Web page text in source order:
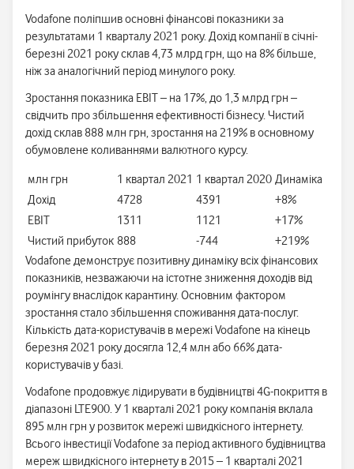
Vodafone поліпшив основні фінансові показники за
результатами 1 кварталу 2021 року. Дохід компанії в січні-
березні 2021 року склав 4,73 млрд грн, що на 8% більше,
ніж за аналогічний період минулого року.
Зростання показника EBIT – на 17%, до 1,3 млрд грн –
свідчить про збільшення ефективності бізнесу. Чистий
дохід склав 888 млн грн, зростання на 219% в основному
обумовлене коливаннями валютного курсу.
млн грн 1 квартал 2021 1 квартал 2020 Динаміка
Дохід
4728 4391
+8%
EBIT
1311 1121
+17%
Чистий прибуток 888 -744
+219%
Vodafone демонструє позитивну динаміку всіх фінансових
показників, незважаючи на істотне зниження доходів від
роумінгу внаслідок карантину. Основним фактором
зростання стало збільшення споживання дата-послуг.
Кількість дата-користувачів в мережі Vodafone на кінець
березня 2021 року досягла 12,4 млн або 66% дата-
користувачів у базі.
Vodafone продовжує лідирувати в будівництві 4G-покриття в
діапазоні LTE900. У 1 кварталі 2021 року компанія вклала
895 млн грн у розвиток мережі швидкісного інтернету.
Всього інвестиції Vodafone за період активного будівництва
мереж швидкісного інтернету в 2015 – 1 кварталі 2021